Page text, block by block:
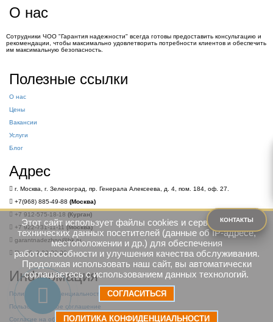
О нас
Сотрудники ЧОО "Гарантия надежности" всегда готовы предоставить консультацию и
рекомендации, чтобы максимально удовлетворить потребности клиентов и обеспечить
им максимальную безопасность.
Полезные ссылки
О нас
Цены
Вакансии
Услуги
Блог
Адрес
г. Москва, г. Зеленоград, пр. Генерала Алексеева, д. 4, пом. 184, оф. 27.
+7(968) 885-49-88 (Москва)
+7 912-575-18-18 (Курган)
+7 922-731-11-11 (Москва)
garantnadezhno@bk.ru
Пн-Сб: 9.00-20.00
Информация
Политика конфиденциальности
Пользовательское соглашение
Согласие на обработку персональных данных
КОНТАКТЫ
Этот сайт использует файлы cookies и сервисы сбора
технических данных посетителей (данные об IP-адресе,
местоположении и др.) для обеспечения
работоспособности и улучшения качества обслуживания.
Продолжая использовать наш сайт, вы автоматически
соглашаетесь с использованием данных технологий.
СОГЛАСИТЬСЯ
ПОЛИТИКА КОНФИДЕНЦИАЛЬНОСТИ